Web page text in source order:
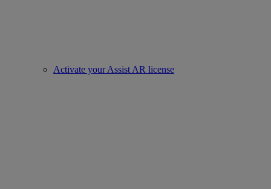
Activate your Assist AR license